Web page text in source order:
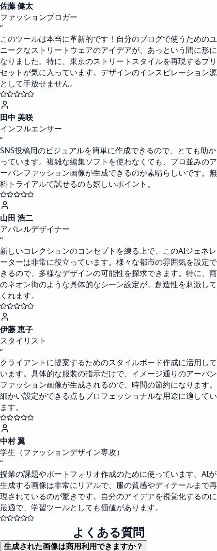
佐藤 健太
ファッションブロガー
“
このツールは本当に革新的です！自分のブログで使うためのユ
ニークなストリートウェアのアイデアが、あっという間に形に
なりました。特に、東京のストリートスタイルを再現するプリ
セットが気に入っています。デザインのインスピレーション源
として手放せません。
田中 美咲
インフルエンサー
“
SNS投稿用のビジュアルを簡単に作成できるので、とても助か
っています。複雑な編集ソフトを使わなくても、プロ並みのア
ーバンファッション画像が生成できるのが素晴らしいです。無
料トライアルで試せるのも嬉しいポイント。
山田 浩二
アパレルデザイナー
“
新しいコレクションのコンセプトを練る上で、このAIジェネレ
ーターは非常に役立っています。様々な都市の雰囲気を設定で
きるので、多様なデザインの可能性を探求できます。特に、雨
のネオン街のような具体的なシーン設定が、創造性を刺激して
くれます。
伊藤 恵子
スタイリスト
“
クライアントに提案するためのスタイルボード作成に活用して
います。具体的な服装の指示だけで、イメージ通りのアーバン
ファッション画像が生成されるので、時間の節約になります。
細かい設定ができる点もプロフェッショナルな用途に適してい
ます。
中村 翼
学生（ファッションデザイン専攻）
“
授業の課題やポートフォリオ作成のために使っています。AIが
生成する画像は非常にリアルで、服の質感やディテールまで再
現されているのが驚きです。自分のアイデアを視覚化するのに
最適で、学習ツールとしても価値があります。
よくある質問
生成された画像は商用利用できますか？